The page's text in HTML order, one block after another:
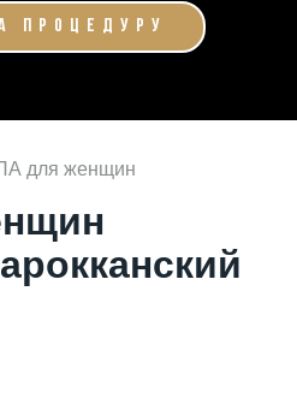
ПРОЦЕДУРУ
для женщин